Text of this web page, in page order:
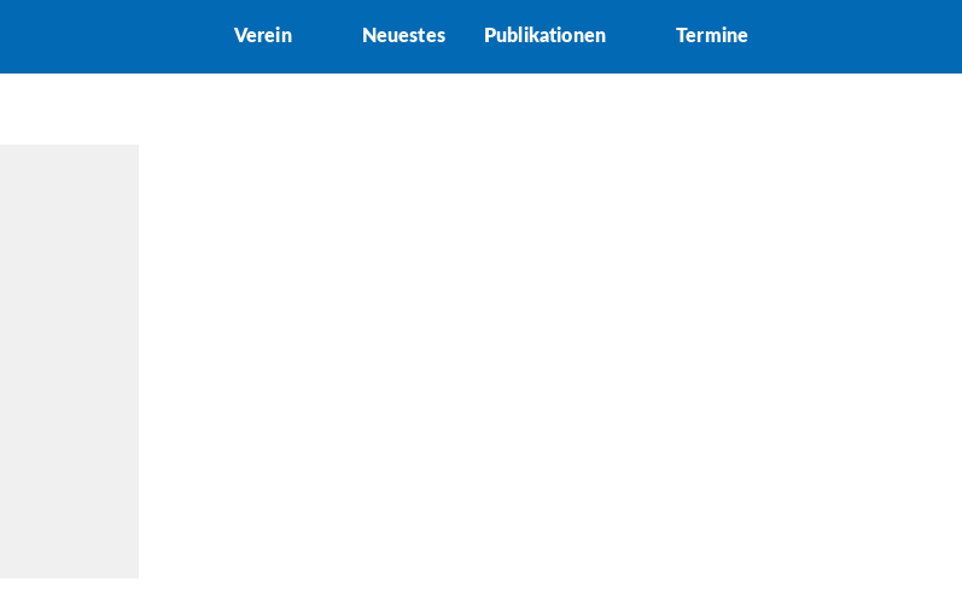
Verein Neuestes Publikationen Termine